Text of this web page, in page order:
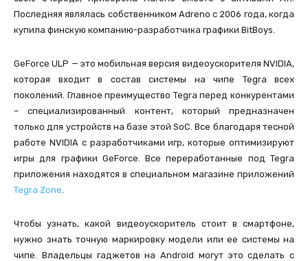
Последняя являлась собственником Adreno с 2006 года, когда
купила финскую компанию-разработчика графики BitBoys.
GeForce ULP — это мобильная версия видеоускорителя NVIDIA,
которая входит в состав системы на чипе Tegra всех
поколений. Главное преимущество Tegra перед конкурентами
– специализированный контент, который предназначен
только для устройств на базе этой SoC. Все благодаря тесной
работе NVIDIA с разработчиками игр, которые оптимизируют
игры для графики GeForce. Все переработанные под Tegra
приложения находятся в специальном магазине приложений
Tegra Zone.
Чтобы узнать, какой видеоускоритель стоит в смартфоне,
нужно знать точную маркировку модели или ее системы на
чипе. Владельцы гаджетов на Android могут это сделать с